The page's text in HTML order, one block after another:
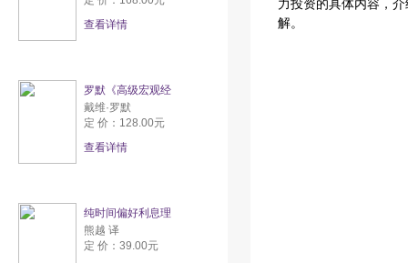
查看详情
罗默《高级宏观经
戴维·罗默
定 价：128.00元
查看详情
纯时间偏好利息理
熊越 译
定 价：39.00元
力投资的具体内容，
解。